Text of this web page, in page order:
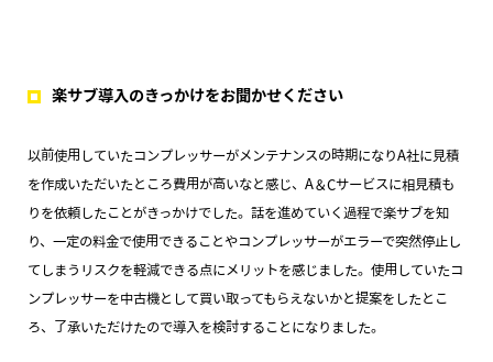
楽サブ導入のきっかけをお聞かせください
以前使用していたコンプレッサーがメンテナンスの時期になりA社に見積
を作成いただいたところ費用が高いなと感じ、A＆Cサービスに相見積も
りを依頼したことがきっかけでした。話を進めていく過程で楽サブを知
り、一定の料金で使用できることやコンプレッサーがエラーで突然停止し
てしまうリスクを軽減できる点にメリットを感じました。使用していたコ
ンプレッサーを中古機として買い取ってもらえないかと提案をしたとこ
ろ、了承いただけたので導入を検討することになりました。